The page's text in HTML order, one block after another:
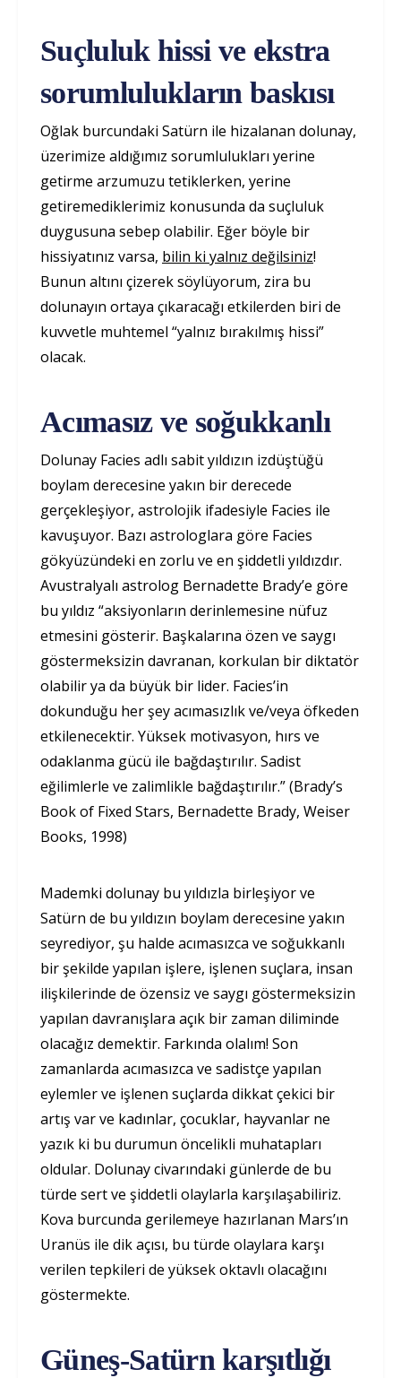
Suçluluk hissi ve ekstra
sorumlulukların baskısı
Oğlak burcundaki Satürn ile hizalanan dolunay,
üzerimize aldığımız sorumlulukları yerine
getirme arzumuzu tetiklerken, yerine
getiremediklerimiz konusunda da suçluluk
duygusuna sebep olabilir. Eğer böyle bir
hissiyatınız varsa, bilin ki yalnız değilsiniz!
Bunun altını çizerek söylüyorum, zira bu
dolunayın ortaya çıkaracağı etkilerden biri de
kuvvetle muhtemel “yalnız bırakılmış hissi”
olacak.
Acımasız ve soğukkanlı
Dolunay Facies adlı sabit yıldızın izdüştüğü
boylam derecesine yakın bir derecede
gerçekleşiyor, astrolojik ifadesiyle Facies ile
kavuşuyor. Bazı astrologlara göre Facies
gökyüzündeki en zorlu ve en şiddetli yıldızdır.
Avustralyalı astrolog Bernadette Brady’e göre
bu yıldız “aksiyonların derinlemesine nüfuz
etmesini gösterir. Başkalarına özen ve saygı
göstermeksizin davranan, korkulan bir diktatör
olabilir ya da büyük bir lider. Facies’in
dokunduğu her şey acımasızlık ve/veya öfkeden
etkilenecektir. Yüksek motivasyon, hırs ve
odaklanma gücü ile bağdaştırılır. Sadist
eğilimlerle ve zalimlikle bağdaştırılır.” (Brady’s
Book of Fixed Stars, Bernadette Brady, Weiser
Books, 1998)
Mademki dolunay bu yıldızla birleşiyor ve
Satürn de bu yıldızın boylam derecesine yakın
seyrediyor, şu halde acımasızca ve soğukkanlı
bir şekilde yapılan işlere, işlenen suçlara, insan
ilişkilerinde de özensiz ve saygı göstermeksizin
yapılan davranışlara açık bir zaman diliminde
olacağız demektir. Farkında olalım! Son
zamanlarda acımasızca ve sadistçe yapılan
eylemler ve işlenen suçlarda dikkat çekici bir
artış var ve kadınlar, çocuklar, hayvanlar ne
yazık ki bu durumun öncelikli muhatapları
oldular. Dolunay civarındaki günlerde de bu
türde sert ve şiddetli olaylarla karşılaşabiliriz.
Kova burcunda gerilemeye hazırlanan Mars’ın
Uranüs ile dik açısı, bu türde olaylara karşı
verilen tepkileri de yüksek oktavlı olacağını
göstermekte.
Güneş-Satürn karşıtlığı